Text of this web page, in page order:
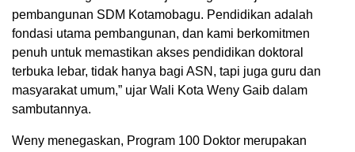
pembangunan SDM Kotamobagu. Pendidikan adalah
fondasi utama pembangunan, dan kami berkomitmen
penuh untuk memastikan akses pendidikan doktoral
terbuka lebar, tidak hanya bagi ASN, tapi juga guru dan
masyarakat umum,” ujar Wali Kota Weny Gaib dalam
sambutannya.
Weny menegaskan, Program 100 Doktor merupakan